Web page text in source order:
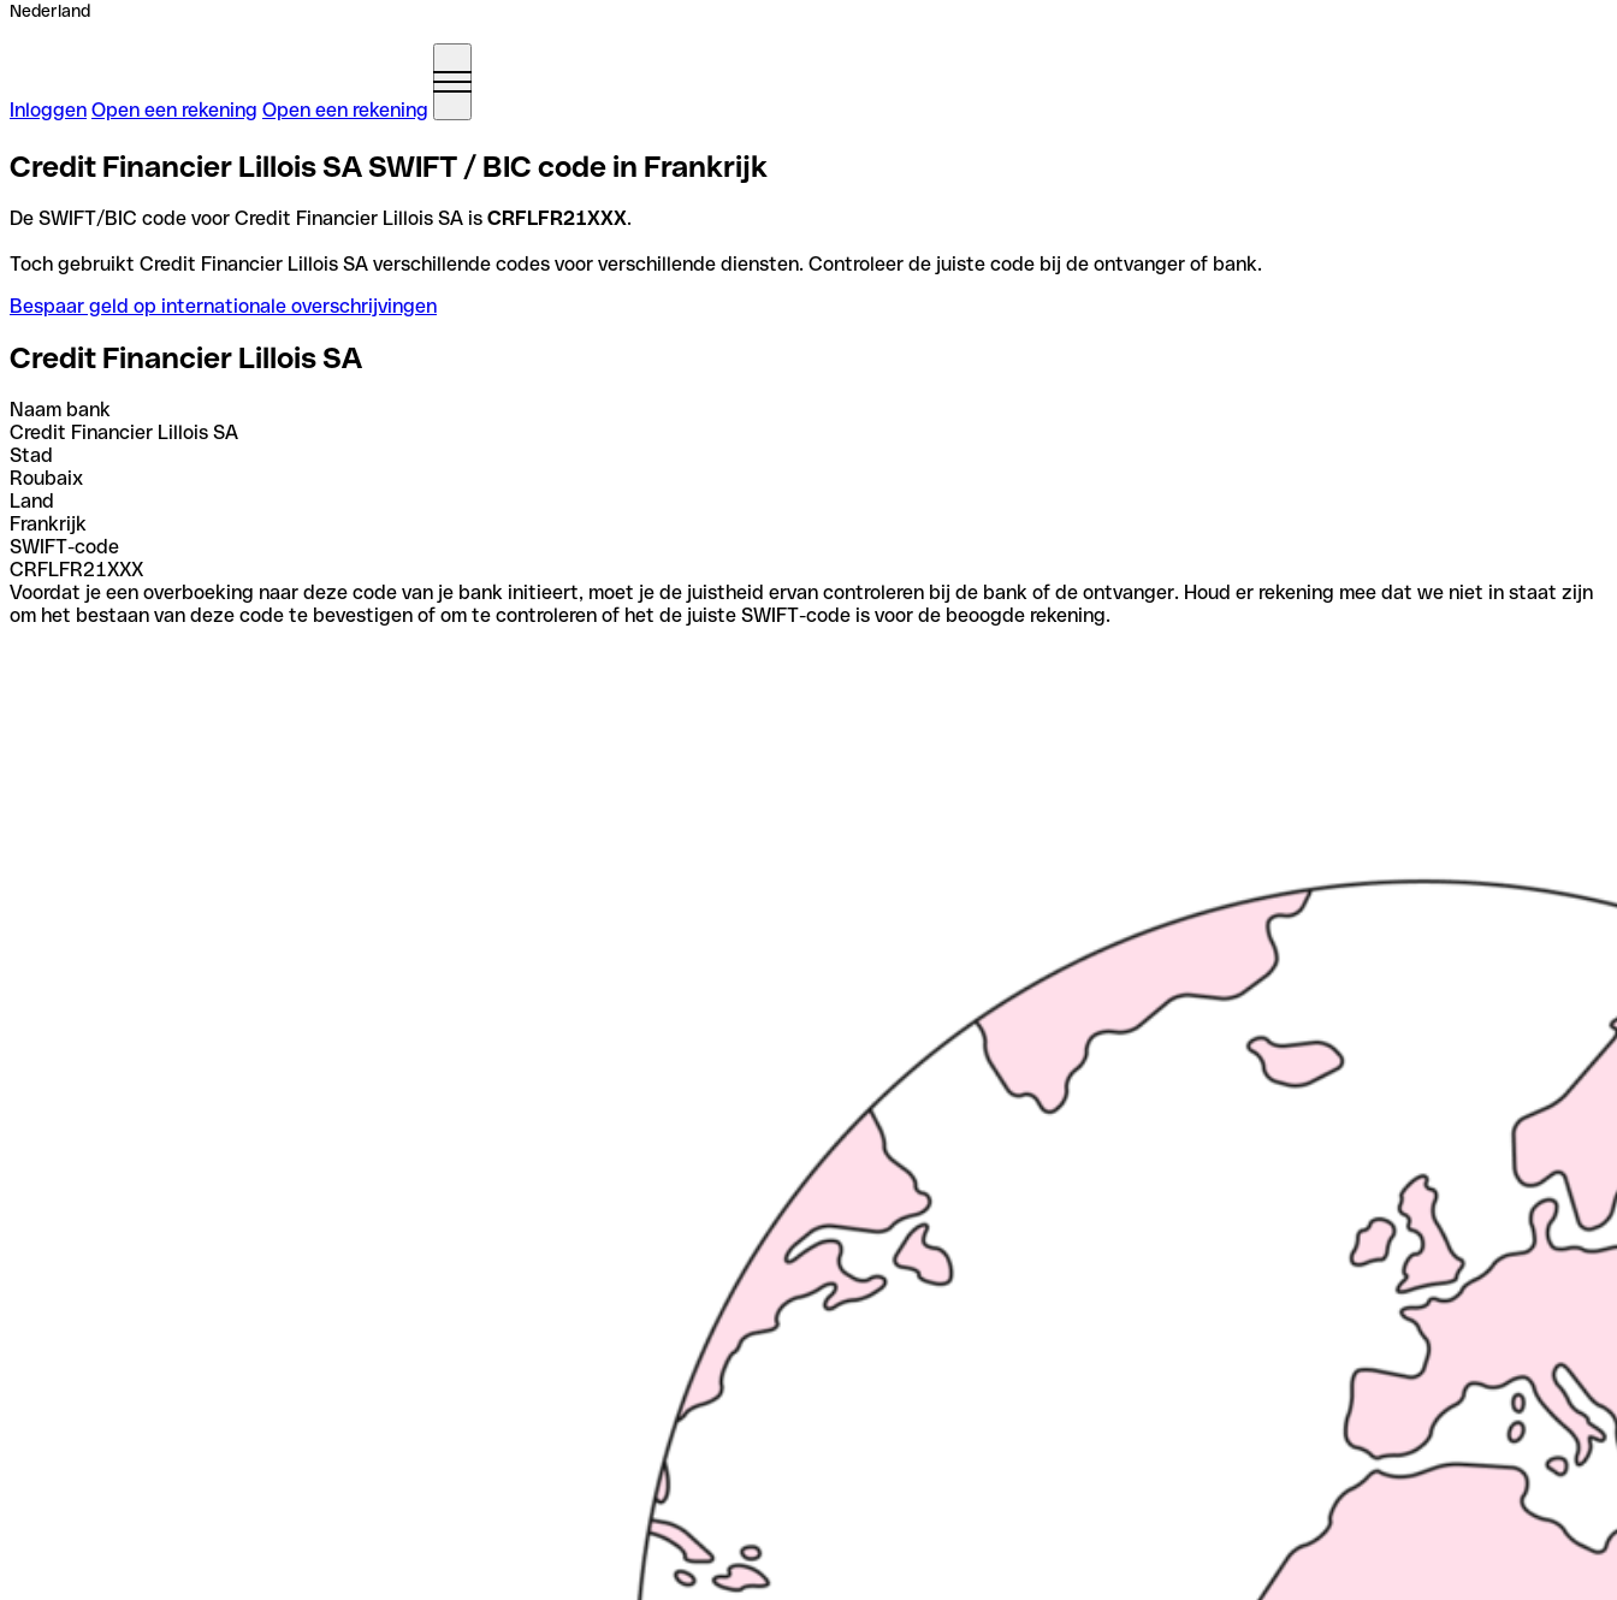
Nederland
Inloggen Open een rekening Open een rekening
Credit Financier Lillois SA SWIFT / BIC code in Frankrijk
De SWIFT/BIC code voor Credit Financier Lillois SA is CRFLFR21XXX.
Toch gebruikt Credit Financier Lillois SA verschillende codes voor verschillende diensten. Controleer de juiste code bij de ontvanger of bank.
Bespaar geld op internationale overschrijvingen
Credit Financier Lillois SA
Naam bank
Credit Financier Lillois SA
Stad
Roubaix
Land
Frankrijk
SWIFT-code
CRFLFR21XXX
Voordat je een overboeking naar deze code van je bank initieert, moet je de juistheid ervan controleren bij de bank of de ontvanger. Houd er rekening mee dat we niet in staat zijn
om het bestaan van deze code te bevestigen of om te controleren of het de juiste SWIFT-code is voor de beoogde rekening.